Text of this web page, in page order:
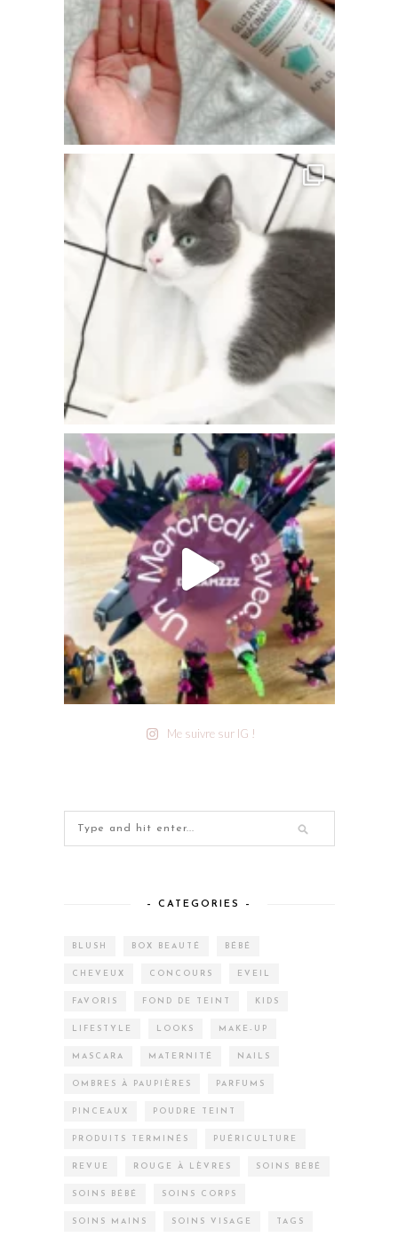
Me suivre sur IG !
– CATEGORIES –
BLUSH BOX BEAUTÉ BÉBÉ
CHEVEUX CONCOURS EVEIL
FAVORIS FOND DE TEINT KIDS
LIFESTYLE LOOKS MAKE-UP
MASCARA MATERNITÉ NAILS
OMBRES À PAUPIÈRES PARFUMS
PINCEAUX POUDRE TEINT
PRODUITS TERMINÉS PUÉRICULTURE
REVUE ROUGE À LÈVRES SOINS BÉBÉ
SOINS BÉBÉ SOINS CORPS
SOINS MAINS SOINS VISAGE TAGS